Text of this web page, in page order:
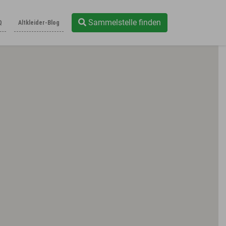
Altkleider-Blog Sammelstelle finden